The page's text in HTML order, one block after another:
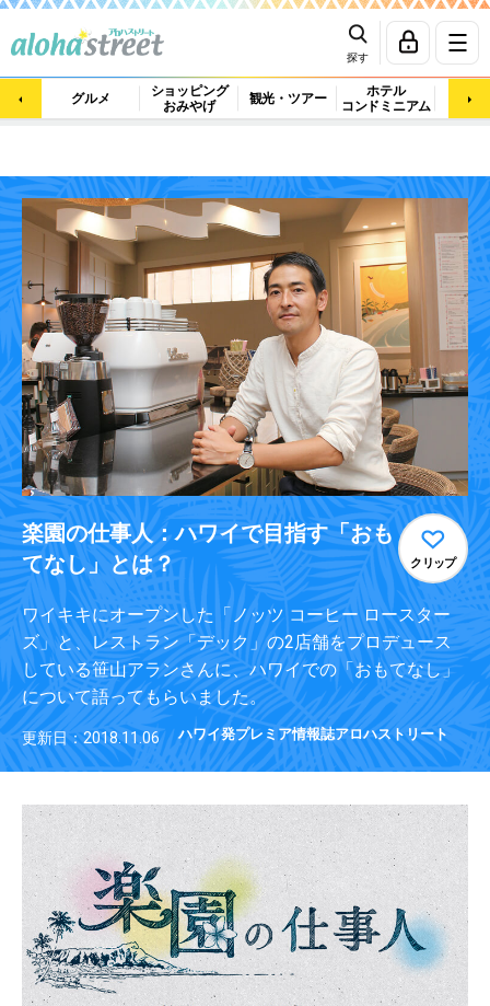
探す
グルメ
ショッピング
おみやげ
観光・ツアー
ホテル
コンドミニアム
マッ
楽園の仕事人：ハワイで目指す「おも
てなし」とは？
クリップ
ワイキキにオープンした「ノッツ コーヒー ロースター
ズ」と、レストラン「デック」の2店舗をプロデュース
している笹山アランさんに、ハワイでの「おもてなし」
について語ってもらいました。
更新日：2018.11.06 ハワイ発プレミア情報誌アロハストリート